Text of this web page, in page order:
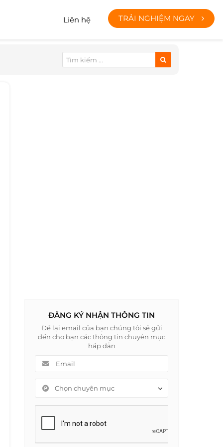
Liên hệ TRẢI NGHIỆM NGAY
ĐĂNG KÝ NHẬN THÔNG TIN
Để lại email của bạn chúng tôi sẽ gửi
đến cho bạn các thông tin chuyên mục
hấp dẫn
Chọn chuyên mục